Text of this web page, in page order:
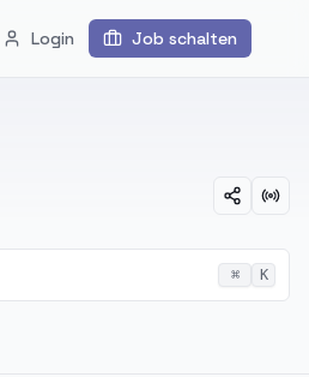
Login Job schalten
⌘ K